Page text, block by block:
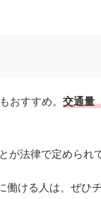
おすすめ。 交通量
法律で定められ
ける人は、ぜひ